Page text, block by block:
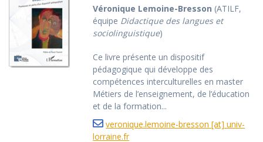
Véronique Lemoine-Bresson (ATILF,
équipe Didactique des langues et
sociolinguistique)
Ce livre présente un dispositif
pédagogique qui développe des
compétences interculturelles en master
Métiers de l’enseignement, de l’éducation
et de la formation...
veronique.lemoine-bresson [at] univ-
lorraine.fr